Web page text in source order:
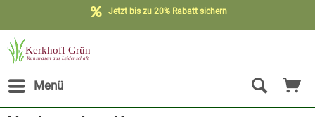
Jetzt bis zu 20% Rabatt sichern
Menü